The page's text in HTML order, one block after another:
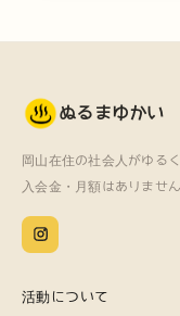
ぬるまゆかい
岡山在住の社会人がゆる
入会金・月額はありません
活動について